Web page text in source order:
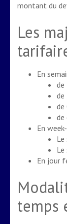
montant du
Les
En
de
de
de
de
En
Le
Le
En jour
temps